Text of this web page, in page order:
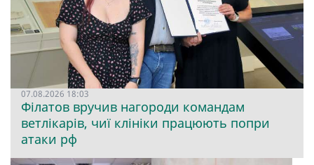
07.08.2026 18:03
Філатов вручив нагороди командам
ветлікарів, чиї клініки працюють попри
атаки рф